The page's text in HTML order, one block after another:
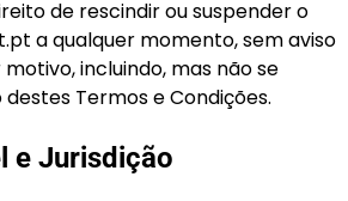
de rescindir ou suspender o
a qualquer momento, sem aviso
incluindo, mas não se
Termos e Condições.
e Jurisdição